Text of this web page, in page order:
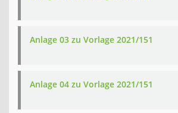
Anlage 03 zu Vorlage 2021/151
Anlage 04 zu Vorlage 2021/151